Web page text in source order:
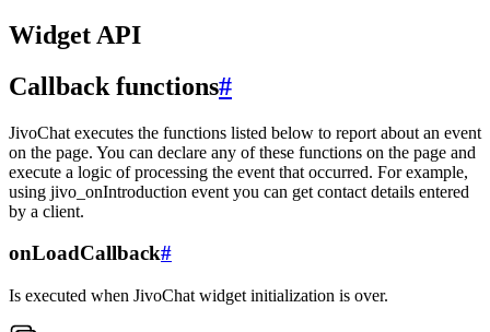
Widget API
Callback functions#
JivoChat executes the functions listed below to report about an event
on the page. You can declare any of these functions on the page and
execute a logic of processing the event that occurred. For example,
using jivo_onIntroduction event you can get contact details entered
by a client.
onLoadCallback#
Is executed when JivoChat widget initialization is over.